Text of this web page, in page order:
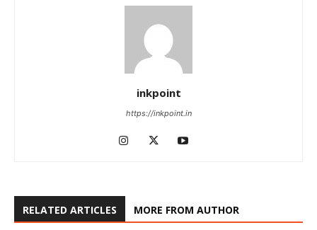
inkpoint
https://inkpoint.in
RELATED ARTICLES MORE FROM AUTHOR